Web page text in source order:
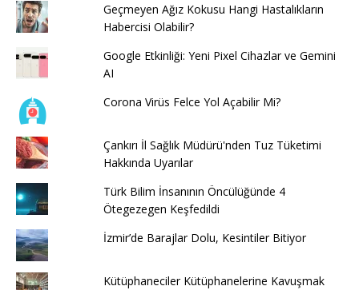
Geçmeyen Ağız Kokusu Hangi Hastalıkların
Habercisi Olabilir?
Google Etkinliği: Yeni Pixel Cihazlar ve Gemini
AI
Corona Virüs Felce Yol Açabilir Mi?
Çankırı İl Sağlık Müdürü'nden Tuz Tüketimi
Hakkında Uyarılar
Türk Bilim İnsanının Öncülüğünde 4
Ötegezegen Keşfedildi
İzmir’de Barajlar Dolu, Kesintiler Bitiyor
Kütüphaneciler Kütüphanelerine Kavuşmak